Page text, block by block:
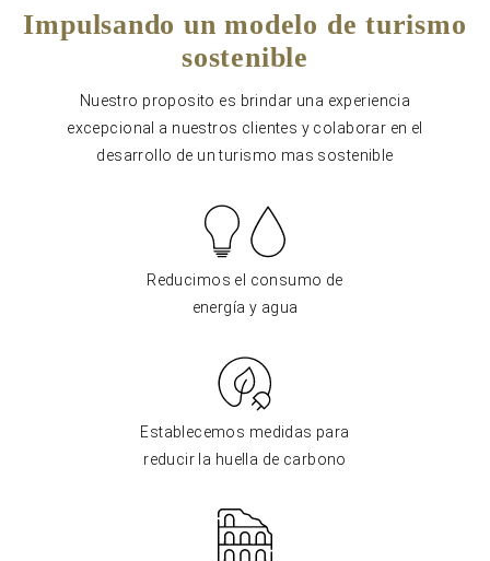
Impulsando un modelo de turismo
sostenible
Nuestro proposito es brindar una experiencia
excepcional a nuestros clientes y colaborar en el
desarrollo de un turismo mas sostenible
Reducimos el consumo de
energía y agua
Establecemos medidas para
reducir la huella de carbono